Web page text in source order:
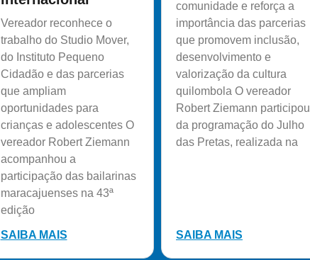
Vereador reconhece o
trabalho do Studio Mover,
do Instituto Pequeno
Cidadão e das parcerias
que ampliam
oportunidades para
crianças e adolescentes O
vereador Robert Ziemann
acompanhou a
participação das bailarinas
maracajuenses na 43ª
edição
SAIBA MAIS
comunidade e reforça a
importância das parcerias
que promovem inclusão,
desenvolvimento e
valorização da cultura
quilombola O vereador
Robert Ziemann participou
da programação do Julho
das Pretas, realizada na
SAIBA MAIS